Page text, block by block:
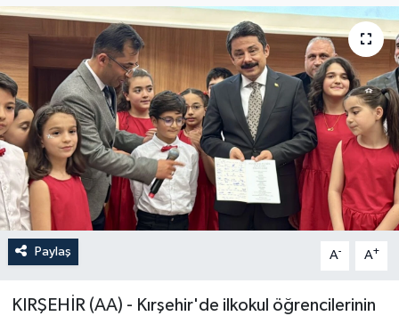
Paylaş A- A+
KIRŞEHİR (AA) - Kırşehir'de ilkokul öğrencilerinin
SİYASET
GÜNCEL
SPOR
YAŞAM
Yerel